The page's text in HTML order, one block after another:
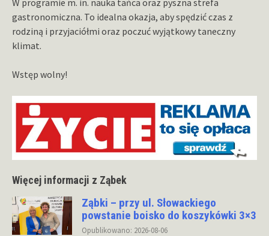
gastronomiczna. To idealna okazja, aby spędzić czas z
rodziną i przyjaciółmi oraz poczuć wyjątkowy taneczny
klimat.
Wstęp wolny!
Więcej informacji z Ząbek
Ząbki – przy ul. Słowackiego
powstanie boisko do koszykówki 3×3
Opublikowano: 2026-08-06